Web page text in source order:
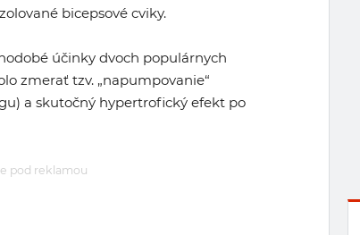
bicepsové cviky.
účinky dvoch populárnych
zmerať tzv. „napumpovanie“
a skutočný hypertrofický efekt po
pod reklamou